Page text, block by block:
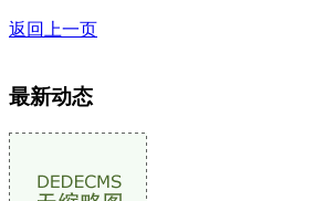
返回上一页
最新动态